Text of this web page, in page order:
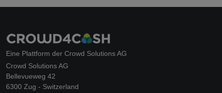
Eine Plattform der Crowd Solutions AG
Crowd Solutions AG
Bellevueweg 42
6300 Zug - Switzerland